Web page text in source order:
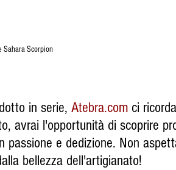
Sahara Scorpion
in serie, Atebra.com ci
avrai l'opportunità di scoprire
passione e dedizione. Non
bellezza dell'artigianato!